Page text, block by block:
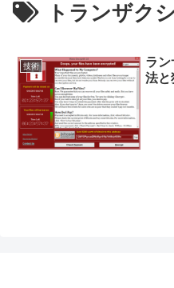
トランザク
技術
ラ
法と